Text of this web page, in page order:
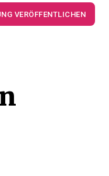
VERÖFFENTLICHEN